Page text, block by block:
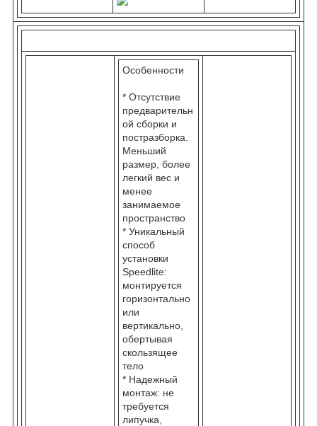
Особенности
* Отсутствие
предварительн
ой сборки и
постразборка.
Меньший
размер, более
легкий вес и
менее
занимаемое
пространство
* Уникальный
способ
установки
Speedlite:
монтируется
горизонтально
или
вертикально,
обертывая
скользящее
тело
* Надежный
монтаж: не
требуется
липучка,